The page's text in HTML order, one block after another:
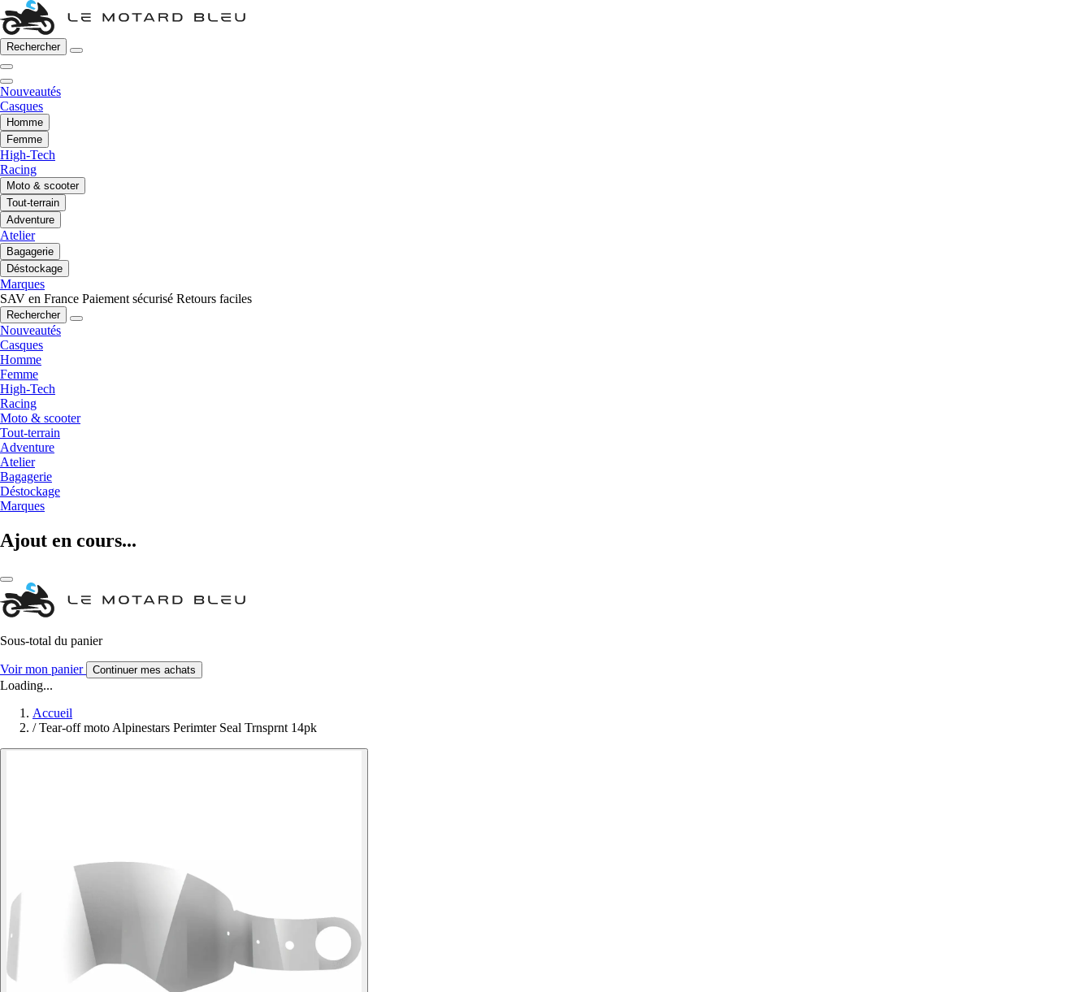
Rechercher
Nouveautés
Casques
Homme
Femme
High-Tech
Racing
Moto & scooter
Tout-terrain
Adventure
Atelier
Bagagerie
Déstockage
Marques
SAV en France Paiement sécurisé Retours faciles
Rechercher
Nouveautés
Casques
Homme
Femme
High-Tech
Racing
Moto & scooter
Tout-terrain
Adventure
Atelier
Bagagerie
Déstockage
Marques
Ajout en cours...
Sous-total du panier
Voir mon panier Continuer mes achats
Loading...
Accueil
/ Tear-off moto Alpinestars Perimter Seal Trnsprnt 14pk